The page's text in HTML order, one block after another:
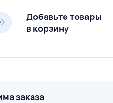
Добавьте товары
в корзину
заказа